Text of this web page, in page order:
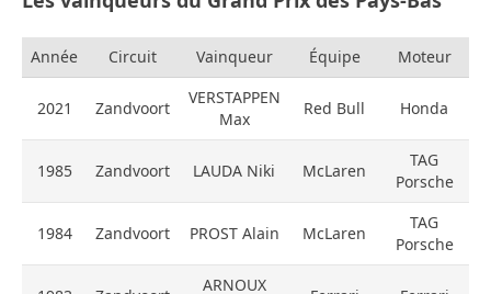
Année Circuit Vainqueur Équipe Moteur
2021 Zandvoort
VERSTAPPEN
Max
Red Bull Honda
1985 Zandvoort LAUDA Niki McLaren
TAG
Porsche
1984 Zandvoort PROST Alain McLaren
TAG
Porsche
ARNOUX